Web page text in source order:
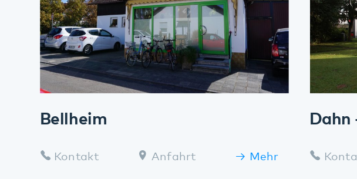
Bellheim
Kontakt Anfahrt Mehr
Dahn -
Kontakt